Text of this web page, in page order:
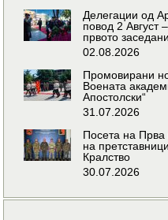
Делегации од
повод 2 Август
првото
02.08.2026
Промовирани
Воената
Апостолски“
31.07.2026
Посета на Прва
на
Кралство
30.07.2026